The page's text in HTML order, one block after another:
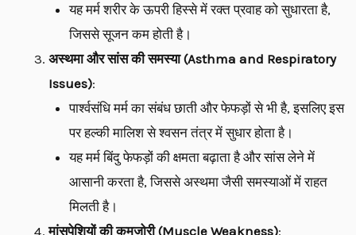
यह मर्म शरीर के ऊपरी हिस्से में रक्त प्रवाह को सुधारता है,
जिससे सूजन कम होती है।
अस्थमा और सांस की समस्या (Asthma and Respiratory
Issues):
पार्श्वसंधि मर्म का संबंध छाती और फेफड़ों से भी है, इसलिए इस
पर हल्की मालिश से श्वसन तंत्र में सुधार होता है।
यह मर्म बिंदु फेफड़ों की क्षमता बढ़ाता है और सांस लेने में
आसानी करता है, जिससे अस्थमा जैसी समस्याओं में राहत
मिलती है।
मांसपेशियों की कमजोरी (Muscle Weakness):